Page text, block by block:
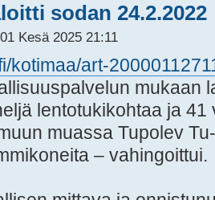
sodan 24.2.2022
Kesä 2025 21:11
kotimaa/art-
mukaan
lentotuki­kohtaa ja 41
muassa Tupolev
– vahingoittui.